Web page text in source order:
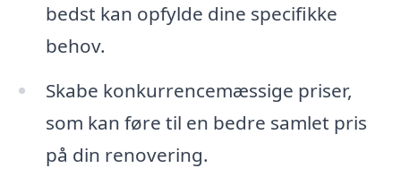
bedst kan opfylde dine specifikke
behov.
Skabe konkurrencemæssige priser,
som kan føre til en bedre samlet pris
på din renovering.